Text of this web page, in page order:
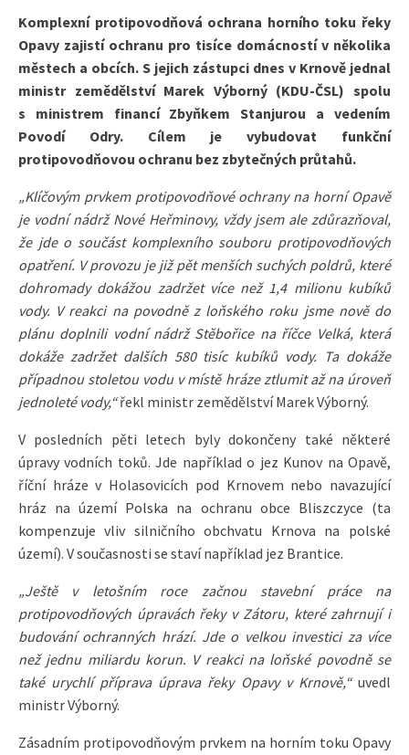
Komplexní protipovodňová ochrana horního toku řeky
Opavy zajistí ochranu pro tisíce domácností v několika
městech a obcích. S jejich zástupci dnes v Krnově jednal
ministr zemědělství Marek Výborný (KDU-ČSL) spolu
s ministrem financí Zbyňkem Stanjurou a vedením
Povodí Odry. Cílem je vybudovat funkční
protipovodňovou ochranu bez zbytečných průtahů.
„Klíčovým prvkem protipovodňové ochrany na horní Opavě
je vodní nádrž Nové Heřminovy, vždy jsem ale zdůrazňoval,
že jde o součást komplexního souboru protipovodňových
opatření. V provozu je již pět menších suchých poldrů, které
dohromady dokážou zadržet více než 1,4 milionu kubíků
vody. V reakci na povodně z loňského roku jsme nově do
plánu doplnili vodní nádrž Stěbořice na říčce Velká, která
dokáže zadržet dalších 580 tisíc kubíků vody. Ta dokáže
případnou stoletou vodu v místě hráze ztlumit až na úroveň
jednoleté vody,“řekl ministr zemědělství Marek Výborný.
V posledních pěti letech byly dokončeny také některé
úpravy vodních toků. Jde například o jez Kunov na Opavě,
říční hráze v Holasovicích pod Krnovem nebo navazující
hráz na území Polska na ochranu obce Bliszczyce (ta
kompenzuje vliv silničního obchvatu Krnova na polské
území). V současnosti se staví například jez Brantice.
„Ještě v letošním roce začnou stavební práce na
protipovodňových úpravách řeky v Zátoru, které zahrnují i
budování ochranných hrází. Jde o velkou investici za více
než jednu miliardu korun. V reakci na loňské povodně se
také urychlí příprava úprava řeky Opavy v Krnově,“ uvedl
ministr Výborný.
Zásadním protipovodňovým prvkem na horním toku Opavy